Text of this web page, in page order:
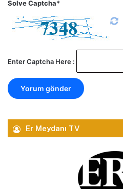
Solve Captcha*
Enter Captcha Here :
Er Meydanı TV